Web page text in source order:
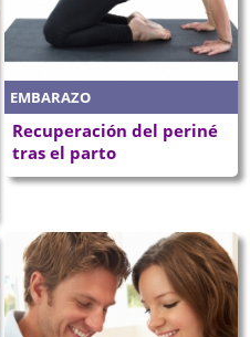
EMBARAZO
Recuperación del periné
tras el parto